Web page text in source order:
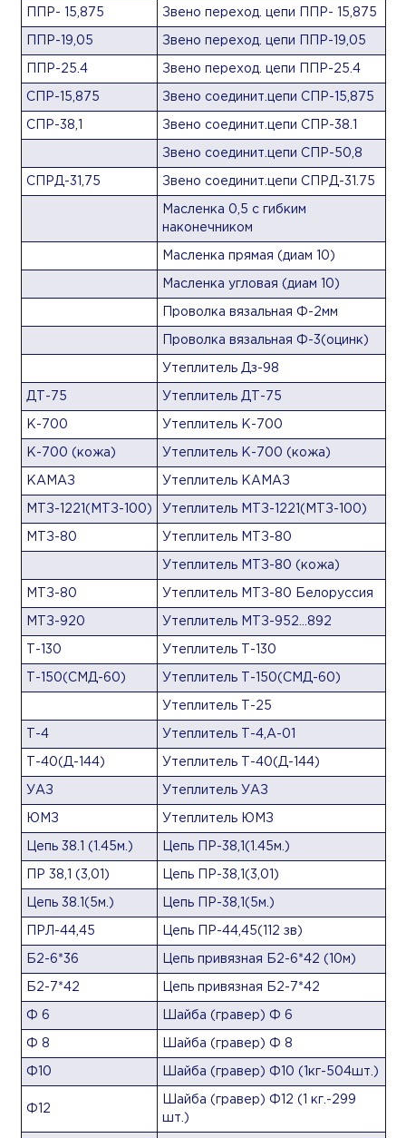
ППР- 15,875 Звено переход. цепи ППР- 15,875
ППР-19,05 Звено переход. цепи ППР-19,05
ППР-25.4 Звено переход. цепи ППР-25.4
СПР-15,875 Звено соединит.цепи СПР-15,875
СПР-38,1 Звено соединит.цепи СПР-38.1
Звено соединит.цепи СПР-50,8
СПРД-31,75 Звено соединит.цепи СПРД-31.75
Масленка 0,5 с гибким
наконечником
Масленка прямая (диам 10)
Масленка угловая (диам 10)
Проволка вязальная Ф-2мм
Проволка вязальная Ф-3(оцинк)
Утеплитель Дз-98
ДТ-75 Утеплитель ДТ-75
К-700 Утеплитель К-700
К-700 (кожа) Утеплитель К-700 (кожа)
КАМАЗ Утеплитель КАМАЗ
МТЗ-1221(МТЗ-100) Утеплитель МТЗ-1221(МТЗ-100)
МТЗ-80 Утеплитель МТЗ-80
Утеплитель МТЗ-80 (кожа)
МТЗ-80 Утеплитель МТЗ-80 Белоруссия
МТЗ-920 Утеплитель МТЗ-952...892
Т-130 Утеплитель Т-130
Т-150(СМД-60) Утеплитель Т-150(СМД-60)
Утеплитель Т-25
Т-4 Утеплитель Т-4,А-01
Т-40(Д-144) Утеплитель Т-40(Д-144)
УАЗ Утеплитель УАЗ
ЮМЗ Утеплитель ЮМЗ
Цепь 38.1 (1.45м.) Цепь ПР-38,1(1.45м.)
ПР 38,1 (3,01) Цепь ПР-38,1(3,01)
Цепь 38.1(5м.) Цепь ПР-38,1(5м.)
ПРЛ-44,45 Цепь ПР-44,45(112 зв)
Б2-6*36 Цепь привязная Б2-6*42 (10м)
Б2-7*42 Цепь привязная Б2-7*42
Ф 6 Шайба (гравер) Ф 6
Ф 8 Шайба (гравер) Ф 8
Ф10 Шайба (гравер) Ф10 (1кг-504шт.)
Ф12
Шайба (гравер) Ф12 (1 кг.-299
шт.)